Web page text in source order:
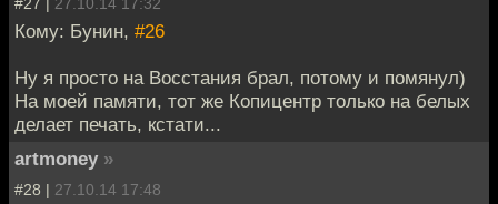
Кому: Бунин, #26
Ну я просто на Восстания брал, потому и помянул)
На моей памяти, тот же Копицентр только на белых
делает печать, кстати...
artmoney »
#28 | 27.10.14 17:48